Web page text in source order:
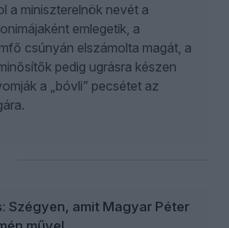
a miniszterelnök nevét a
emlegetik, a
csúnyán elszámolta magát, a
pedig ugrásra készen
a „bóvli” pecsétet az
Szégyen, amit Magyar Péter